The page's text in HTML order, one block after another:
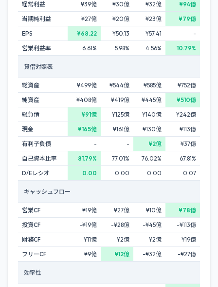
経常利益
¥39億 ¥30億 ¥32億
¥94億
当期純利益
¥27億 ¥20億 ¥23億
¥79億
EPS
¥68.22 ¥50.13 ¥57.41
-
営業利益率
6.61% 5.98% 4.56% 10.79%
貸借対照表
総資産 ¥499億 ¥544億 ¥585億
¥752億
純資産
¥408億 ¥419億 ¥445億
¥510億
総負債
¥91億 ¥125億 ¥140億
¥242億
現金
¥165億 ¥161億 ¥130億
¥113億
有利子負債
- - ¥2億
¥37億
自己資本比率
81.79% 77.01% 76.02%
67.81%
D/Eレシオ
0.00 0.00 0.00 0.07
キャッシュフロー
営業CF ¥19億 ¥27億 ¥10億
¥78億
投資CF
-¥19億 -¥28億 -¥45億
-¥113億
財務CF
¥11億 ¥2億 ¥2億
¥19億
フリーCF
¥9億 ¥12億 -¥32億 -¥27億
効率性